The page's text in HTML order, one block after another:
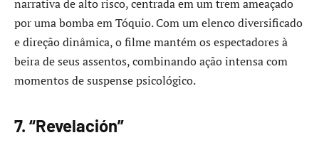
narrativa de alto risco, centrada em um trem ameaçado
por uma bomba em Tóquio. Com um elenco diversificado
e direção dinâmica, o filme mantém os espectadores à
beira de seus assentos, combinando ação intensa com
momentos de suspense psicológico. ​
7. “Revelación”